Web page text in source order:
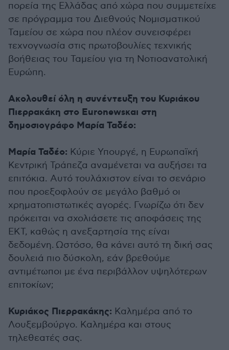
πορεία της Ελλάδας από χώρα που συμμετείχε
σε πρόγραμμα του Διεθνούς Νομισματικού
Ταμείου σε χώρα που πλέον συνεισφέρει
τεχνογνωσία στις πρωτοβουλίες τεχνικής
βοήθειας του Ταμείου για τη Νοτιοανατολική
Ευρώπη.
Ακολουθεί όλη η συνέντευξη του Κυριάκου
Πιερρακάκη στο Euronewsκαι στη
δημοσιογράφο Μαρία Ταδέο:
Μαρία Ταδέο: Κύριε Υπουργέ, η Ευρωπαϊκή
Κεντρική Τράπεζα αναμένεται να αυξήσει τα
επιτόκια. Αυτό τουλάχιστον είναι το σενάριο
που προεξοφλούν σε μεγάλο βαθμό οι
χρηματοπιστωτικές αγορές. Γνωρίζω ότι δεν
πρόκειται να σχολιάσετε τις αποφάσεις της
ΕΚΤ, καθώς η ανεξαρτησία της είναι
δεδομένη. Ωστόσο, θα κάνει αυτό τη δική σας
δουλειά πιο δύσκολη, εάν βρεθούμε
αντιμέτωποι με ένα περιβάλλον υψηλότερων
επιτοκίων;
Κυριάκος Πιερρακάκης: Καλημέρα από το
Λουξεμβούργο. Καλημέρα και στους
τηλεθεατές σας.